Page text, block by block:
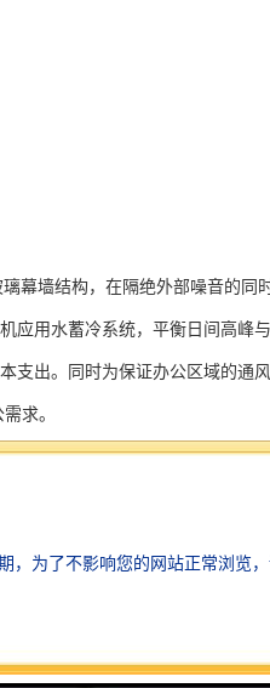
幕墙结构，在隔绝外部噪音的
应用水蓄冷系统，平衡日间高峰
支出。同时为保证办公区域的通
求。
可容纳400人的阶梯式多功能演
率：70%标准层高：3.8米客梯数